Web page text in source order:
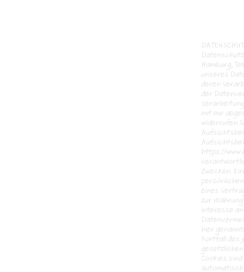
Hamburg,
unseres
deren
der
mit mir
https://
Zwecken.
eines
zur
Interesse
hier
Fortfall
Cookies